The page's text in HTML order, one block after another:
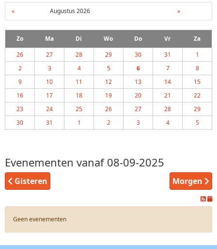
« Augustus 2026 »
Zo Ma Di Wo Do Vr
Za
26
27 28 29 30 31
1
2
3 4 5 6 7
8
9
10 11 12 13 14
15
16
17 18 19 20 21
22
23
24 25 26 27 28
29
30
31 1 2 3 4 5
Evenementen vanaf 08-09-2025
Gisteren Morgen
Geen evenementen